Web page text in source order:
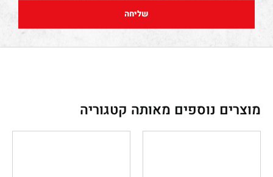
שליחה
מוצרים נוספים מאותה קטגוריה